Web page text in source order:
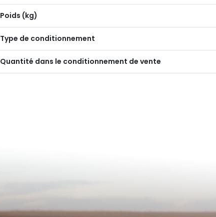
Poids (kg)
Type de conditionnement
Quantité dans le conditionnement de vente